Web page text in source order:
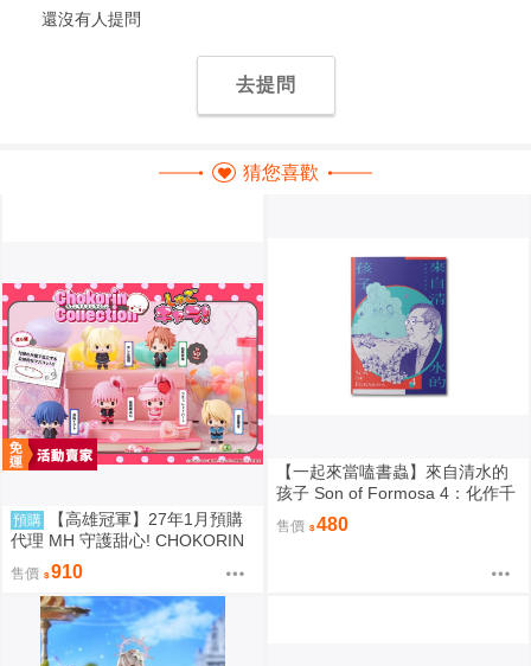
還沒有人提問
去提問
猜您喜歡
預購
【高雄冠軍】27年1月預購
代理 MH 守護甜心! CHOKORIN
迷你玩偶收藏集 第1彈 中盒6入
免訂金0813
售價 910
【一起來當嗑書蟲】來自清水的
孩子 Son of Formosa 4：化作千
售價 480